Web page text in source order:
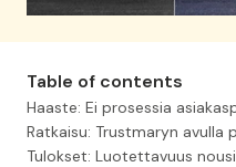
Table of contents
Haaste: Ei prosessia
Ratkaisu: Trustmaryn avulla
Tulokset: Luotettavuus